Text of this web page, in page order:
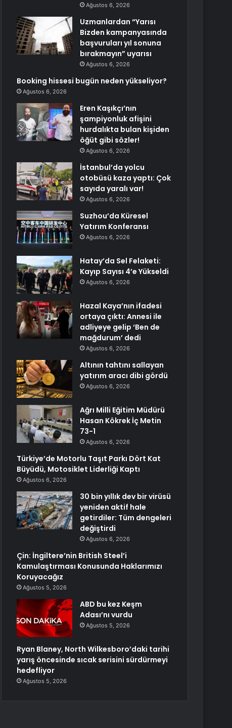
Ağustos 6, 2026
Uzmanlardan “Yarısı
Bizden kampanyasında
başvuruları yıl sonuna
bırakmayın” uyarısı
Ağustos 6, 2026
Booking hissesi bugün neden yükseliyor?
Ağustos 6, 2026
Eren Kaşıkçı’nın
şampiyonluk afişini
hurdalıkta bulan kişiden
öğüt gibi sözler!
Ağustos 6, 2026
İstanbul’da yolcu
otobüsü kaza yaptı: Çok
sayıda yaralı var!
Ağustos 6, 2026
Suzhou’da Küresel
Yatırım Konferansı
Ağustos 6, 2026
Hatay’da Sel Felaketi:
Kayıp Sayısı 4’e Yükseldi
Ağustos 6, 2026
Hazal Kaya’nın ifadesi
ortaya çıktı: Annesi ile
adliyeye gelip ‘Ben de
mağdurum’ dedi
Ağustos 6, 2026
Altının tahtını sallayan
yatırım aracı dibi gördü
Ağustos 6, 2026
Ağrı Milli Eğitim Müdürü
Hasan Kökrek İç Metin
73-1
Ağustos 6, 2026
Türkiye’de Motorlu Taşıt Parkı Dört Kat
Büyüdü, Motosiklet Liderliği Kaptı
Ağustos 6, 2026
30 bin yıllık dev bir virüsü
yeniden aktif hale
getirdiler: Tüm dengeleri
değiştirdi
Ağustos 6, 2026
Çin: İngiltere’nin British Steel’i
Kamulaştırması Konusunda Haklarımızı
Koruyacağız
Ağustos 5, 2026
ABD bu kez Keşm
Adası’nı vurdu
Ağustos 5, 2026
Ryan Blaney, North Wilkesboro’daki tarihi
yarış öncesinde sıcak serisini sürdürmeyi
hedefliyor
Ağustos 5, 2026